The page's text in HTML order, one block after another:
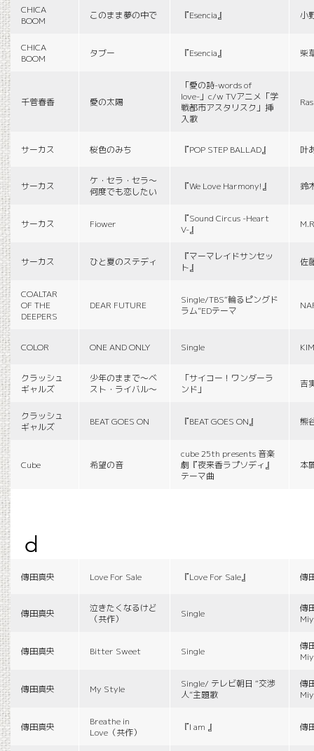
CHICA
BOOM
このまま夢の中で 『Esencia』 小
CHICA
BOOM
タブー 『Esencia』 柴
千菅春香 愛の太陽
「愛の詩-words of
love-」c/w TVアニメ「学
戦都市アスタリスク」挿
入歌
サーカス 桜色のみち 『POP STEP BALLAD』 叶
サーカス
ケ・セラ・セラ〜
何度でも恋したい
『We Love Harmony!』 鈴
サーカス Fiower
『Sound Circus -Heart
V-』
サーカス ひと夏のステディ
『マーマレイドサンセッ
ト』
佐
COALTAR
OF THE
DEEPERS
DEAR FUTURE
Single/TBS“輪るピングド
ラム”EDテーマ
COLOR ONE AND ONLY Single
クラッシュ
ギャルズ
少年のままで〜ベ
スト・ライバル〜
「サイコー！ワンダーラ
ンド」
吉
クラッシュ
ギャルズ
BEAT GOES ON 『BEAT GOES ON』 熊
Cube 希望の音
cube 25th presents 音楽
劇『夜来香ラプソディ』
テーマ曲
本
d
傳田真央 Love For Sale 『Love For Sale』 傳
傳田真央
泣きたくなるけど
（共作）
Single
傳
傳田真央 Bitter Sweet Single
傳
傳田真央 My Style
Single/ テレビ朝日 “交渉
人”主題歌
傳
傳田真央
Breathe in
Love（共作）
『I am 』 傳